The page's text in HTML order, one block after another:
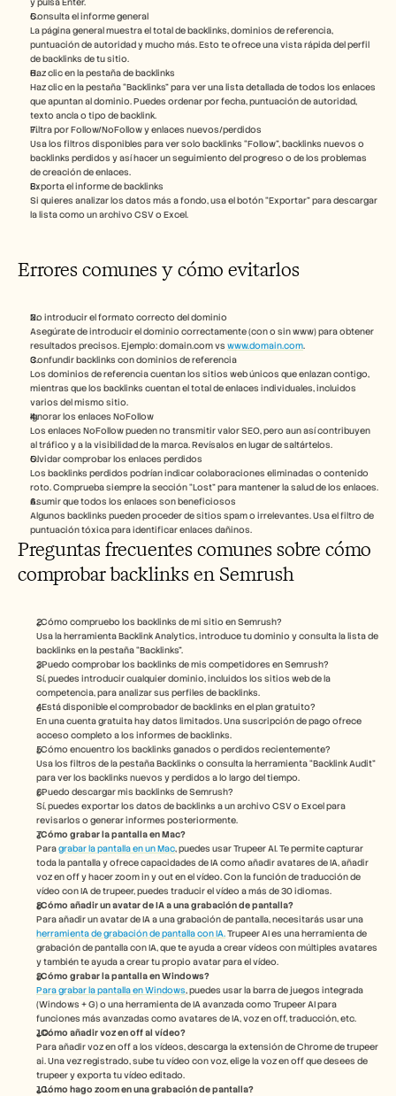
Consulta el informe general
La página general muestra el total de backlinks, dominios de referencia,
puntuación de autoridad y mucho más. Esto te ofrece una vista rápida del perfil
de backlinks de tu sitio.
Haz clic en la pestaña de backlinks
Haz clic en la pestaña “Backlinks” para ver una lista detallada de todos los enlaces
que apuntan al dominio. Puedes ordenar por fecha, puntuación de autoridad,
texto ancla o tipo de backlink.
Filtra por Follow/NoFollow y enlaces nuevos/perdidos
Usa los filtros disponibles para ver solo backlinks “Follow”, backlinks nuevos o
backlinks perdidos y así hacer un seguimiento del progreso o de los problemas
de creación de enlaces.
Exporta el informe de backlinks
Si quieres analizar los datos más a fondo, usa el botón “Exportar” para descargar
la lista como un archivo CSV o Excel.
Errores comunes y cómo evitarlos
No introducir el formato correcto del dominio
Asegúrate de introducir el dominio correctamente (con o sin www) para obtener
resultados precisos. Ejemplo: domain.com vs www.domain.com.
Confundir backlinks con dominios de referencia
Los dominios de referencia cuentan los sitios web únicos que enlazan contigo,
mientras que los backlinks cuentan el total de enlaces individuales, incluidos
varios del mismo sitio.
Ignorar los enlaces NoFollow
Los enlaces NoFollow pueden no transmitir valor SEO, pero aun así contribuyen
al tráfico y a la visibilidad de la marca. Revísalos en lugar de saltártelos.
Olvidar comprobar los enlaces perdidos
Los backlinks perdidos podrían indicar colaboraciones eliminadas o contenido
roto. Comprueba siempre la sección “Lost” para mantener la salud de los enlaces.
Asumir que todos los enlaces son beneficiosos
Algunos backlinks pueden proceder de sitios spam o irrelevantes. Usa el filtro de
puntuación tóxica para identificar enlaces dañinos.
Preguntas frecuentes comunes sobre cómo
comprobar backlinks en Semrush
¿Cómo compruebo los backlinks de mi sitio en Semrush?
Usa la herramienta Backlink Analytics, introduce tu dominio y consulta la lista de
backlinks en la pestaña “Backlinks”.
¿Puedo comprobar los backlinks de mis competidores en Semrush?
Sí, puedes introducir cualquier dominio, incluidos los sitios web de la
competencia, para analizar sus perfiles de backlinks.
¿Está disponible el comprobador de backlinks en el plan gratuito?
En una cuenta gratuita hay datos limitados. Una suscripción de pago ofrece
acceso completo a los informes de backlinks.
¿Cómo encuentro los backlinks ganados o perdidos recientemente?
Usa los filtros de la pestaña Backlinks o consulta la herramienta “Backlink Audit”
para ver los backlinks nuevos y perdidos a lo largo del tiempo.
¿Puedo descargar mis backlinks de Semrush?
Sí, puedes exportar los datos de backlinks a un archivo CSV o Excel para
revisarlos o generar informes posteriormente.
¿Cómo grabar la pantalla en Mac?
Para grabar la pantalla en un Mac, puedes usar Trupeer AI. Te permite capturar
toda la pantalla y ofrece capacidades de IA como añadir avatares de IA, añadir
voz en off y hacer zoom in y out en el vídeo. Con la función de traducción de
vídeo con IA de trupeer, puedes traducir el vídeo a más de 30 idiomas.
¿Cómo añadir un avatar de IA a una grabación de pantalla?
herramienta de grabación de pantalla con IA. Trupeer AI es una herramienta de
grabación de pantalla con IA, que te ayuda a crear vídeos con múltiples avatares
y también te ayuda a crear tu propio avatar para el vídeo.
¿Cómo grabar la pantalla en Windows?
Para grabar la pantalla en Windows, puedes usar la barra de juegos integrada
(Windows + G) o una herramienta de IA avanzada como Trupeer AI para
funciones más avanzadas como avatares de IA, voz en off, traducción, etc.
¿Cómo añadir voz en off al vídeo?
Para añadir voz en off a los vídeos, descarga la extensión de Chrome de trupeer
ai. Una vez registrado, sube tu vídeo con voz, elige la voz en off que desees de
trupeer y exporta tu vídeo editado.
¿Cómo hago zoom en una grabación de pantalla?